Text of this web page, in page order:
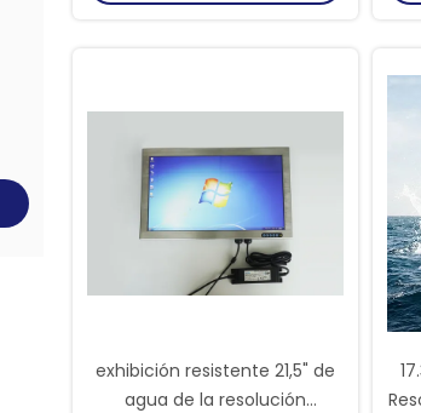
exhibición resistente 21,5" de
agua de la resolución